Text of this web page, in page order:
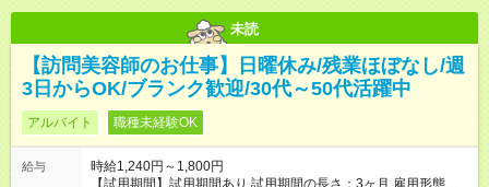
未読
【訪問美容師のお仕事】日曜休み/残業ほぼなし/週
3日からOK/ブランク歓迎/30代～50代活躍中
アルバイト 職種未経験OK
給与
時給1,240円～1,800円
【試用期間】試用期間あり 試用期間の長さ：3ヶ月 雇用形態、